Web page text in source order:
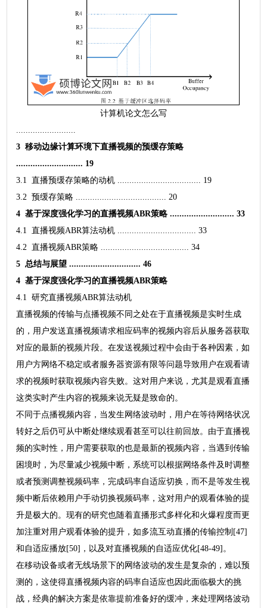
计算机论文怎么写
3 移动边缘计算环境下直播视频的预缓存策略
............................ 19
3.1 直播预缓存策略的动机 ................................... 19
3.2 预缓存策略 ...................................... 20
4 基于深度强化学习的直播视频ABR策略 ........................... 33
4.1 直播视频ABR算法动机 ................................. 33
4.2 直播视频ABR策略 ..................................... 34
5 总结与展望 .............................. 46
4 基于深度强化学习的直播视频ABR策略
4.1 研究直播视频ABR算法动机
直播视频的传输与点播视频不同之处在于直播视频是实时生成
的，用户发送直播视频请求相应码率的视频内容后从服务器获取
对应的最新的视频片段。在发送视频过程中会由于各种因素，如
用户方网络不稳定或者服务器资源有限等问题导致用户在观看请
求的视频时获取视频内容失败。这对用户来说，尤其是观看直播
这类实时产生内容的视频来说无疑是致命的。
不同于点播视频内容，当发生网络波动时，用户在等待网络状况
转好之后仍可从中断处继续观看甚至可以往前回放。由于直播视
频的实时性，用户需要获取的也是最新的视频内容，当遇到传输
困境时，为尽量减少视频中断，系统可以根据网络条件及时调整
或者预测调整视频码率，完成码率自适应切换，而不是等发生视
频中断后依赖用户手动切换视频码率，这对用户的观看体验的提
升是极大的。现有的研究也随着直播形式多样化和火爆程度而更
加注重对用户观看体验的提升，如多流互动直播的传输控制[47]
和自适应播放[50]，以及对直播视频的自适应优化[48-49]。
在移动设备或者无线场景下的网络波动的发生是复杂的，难以预
测的，这使得直播视频内容的码率自适应也因此面临极大的挑
战，经典的解决方案是依靠提前准备好的缓冲，来处理网络波动